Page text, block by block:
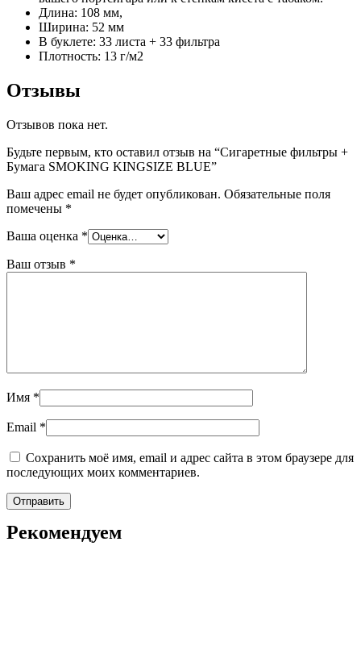
Длина: 108 мм,
Ширина: 52 мм
В буклете: 33 листа + 33 фильтра
Плотность: 13 г/м2
Отзывы
Отзывов пока нет.
Будьте первым, кто оставил отзыв на “Сигаретные фильтры +
Бумага SMOKING KINGSIZE BLUE”
Ваш адрес email не будет опубликован. Обязательные поля
помечены *
Ваша оценка *
Ваш отзыв *
Имя *
Email *
Сохранить моё имя, email и адрес сайта в этом браузере для
последующих моих комментариев.
Рекомендуем